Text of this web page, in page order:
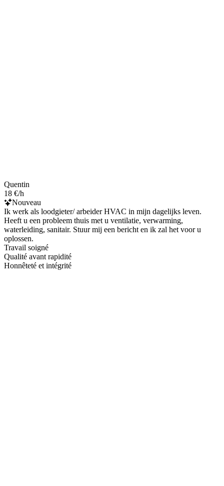
Quentin
18 €/h
Nouveau
Ik werk als loodgieter/ arbeider HVAC in mijn dagelijks leven.
Heeft u een probleem thuis met u ventilatie, verwarming,
waterleiding, sanitair. Stuur mij een bericht en ik zal het voor u
oplossen.
Travail soigné
Qualité avant rapidité
Honnêteté et intégrité